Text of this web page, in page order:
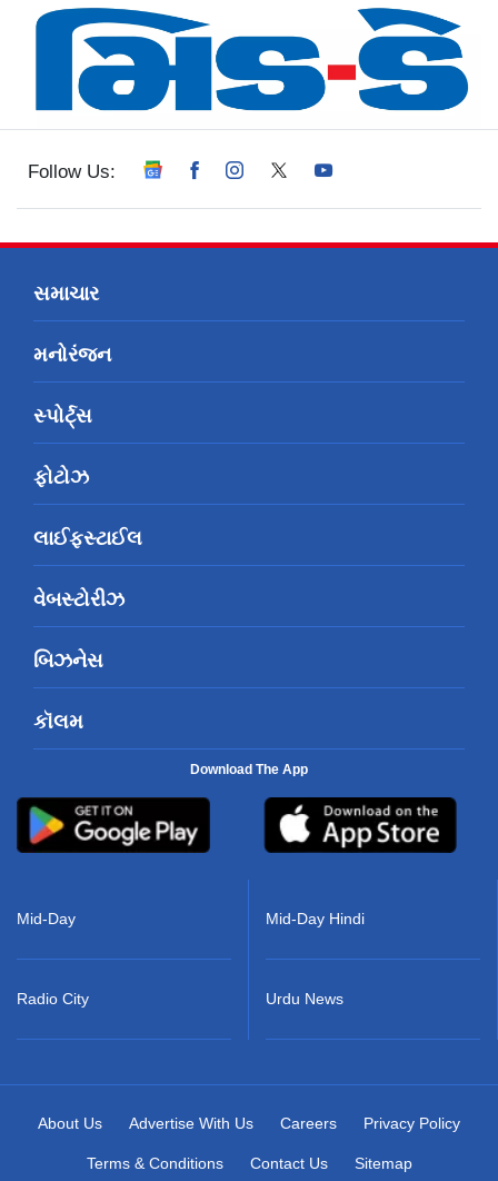
Follow Us:
સમાચાર
મનોરંજન
સ્પોર્ટ્સ
ફોટોઝ
લાઈફસ્ટાઈલ
વેબસ્ટોરીઝ
બિઝનેસ
કૉલમ
Download The App
Mid-Day
Radio City
Mid-Day Hindi
Urdu News
About Us Advertise With Us Careers Privacy Policy
Terms & Conditions Contact Us Sitemap